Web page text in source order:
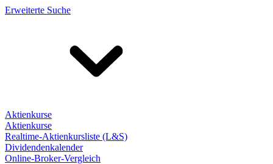
Erweiterte Suche
Aktienkurse
Aktienkurse
Realtime-Aktienkursliste (L&S)
Dividendenkalender
Online-Broker-Vergleich